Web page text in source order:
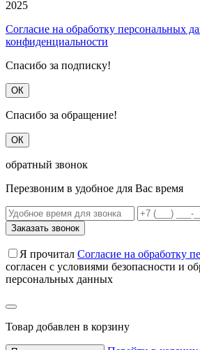
2025
Согласие на обработку персональных
конфиденциальности
Спасибо за подписку!
ОК
Спасибо за обращение!
ОК
обратный звонок
Перезвоним в удобное для Вас время
Заказать звонок
Я прочитал Согласие на обработку
согласен с условиями безопасности и
персональных данных
Товар добавлен в корзину